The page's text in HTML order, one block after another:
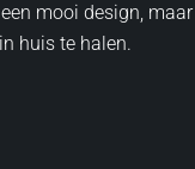
mooi design, maar
huis te halen.